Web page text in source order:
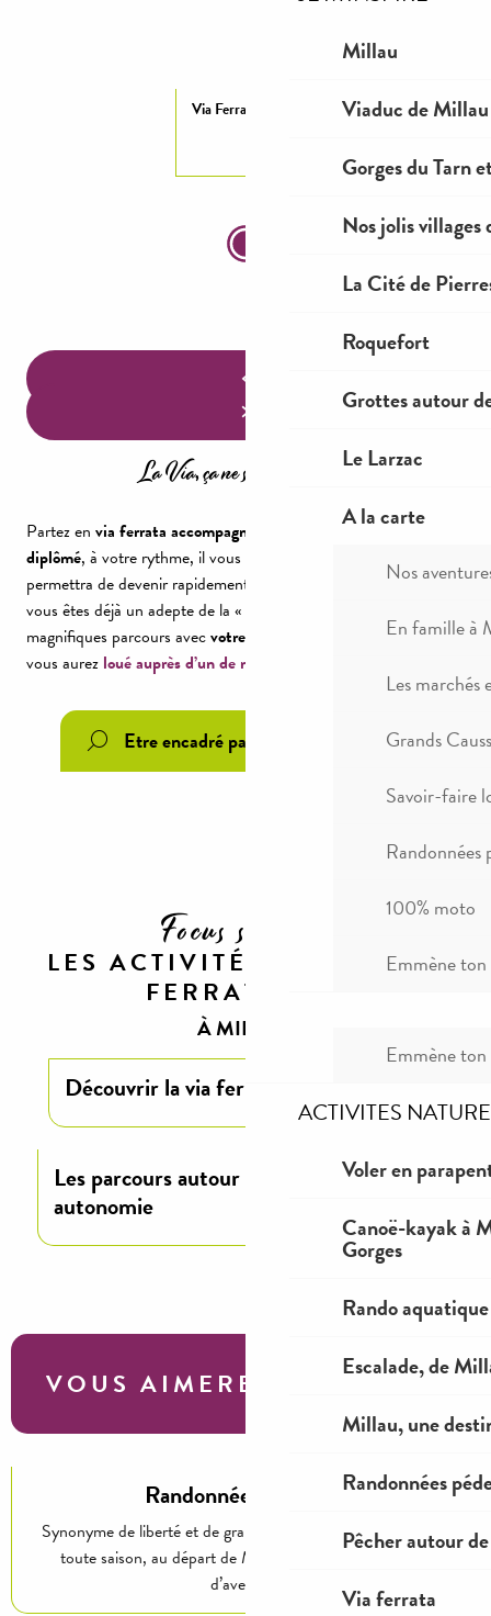
Millau
Viaduc de Millau
Gorges du Tarn
Nos jolis villages
La Cité de
Roquefort
Grottes autour
Le Larzac
A la carte
Nos
En famille à
Les marchés
Grands
Savoir-faire
Randonnées
100% moto
Emmène
Emmène
ACTIVITES NATURE
Voler en
Canoë-kayak à
Gorges
Rando
Escalade, de
Millau, une
Randonnées
Pêcher autour
Via ferrata
Via Ferrata du Boffi
La Via, ça ne s'improvise pas !
Partez en via ferrata accompagné par un de nosprofessionnels
diplômé, à votre rythme, il vous initiera à l’activité et vous
permettra de devenir rapidement autonome sur les parcours. Si
vous êtes déjà un adepte de la « via » alors découvrez ces
magnifiques parcours avecvotre propre matériel
ou celui que
vous aurez loué auprès d’un de nos professionnels
Etre encadré par un pro via ferrata
Focus sur ...
LES ACTIVITÉS DE VIA
FERRATA
À MILLAU
Découvrir la via ferrata
Les parcours autour de Millau en
autonomie
VOUS AIMEREZ AUSSI...
Randonnées pédestres
Synonyme de liberté et de grands espaces, partir en balade en
toute saison, au départ de Millau a comme un petit goût
d’aventure !